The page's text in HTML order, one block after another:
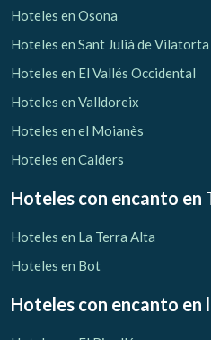
Hoteles en Osona
Hoteles en Sant Julià de Vilatorta
Hoteles en El Vallés Occidental
Hoteles en Valldoreix
Hoteles en el Moianès
Hoteles en Calders
Hoteles con encanto en
Hoteles en La Terra Alta
Hoteles en Bot
Hoteles con encanto en